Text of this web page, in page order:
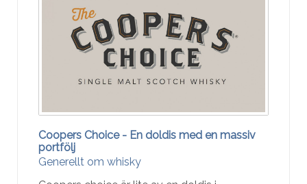
Coopers Choice - En doldis med en massiv
portfölj
Generellt om whisky